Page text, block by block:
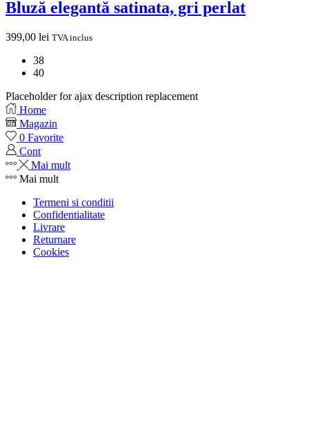
Bluză elegantă satinata, gri perlat
399,00 lei TVA inclus
38
40
Placeholder for ajax description replacement
Home
Magazin
0 Favorite
Cont
Mai mult
Mai mult
Termeni si conditii
Confidentialitate
Livrare
Returnare
Cookies